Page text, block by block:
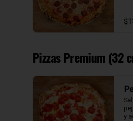
Pizzas Premium (32
y